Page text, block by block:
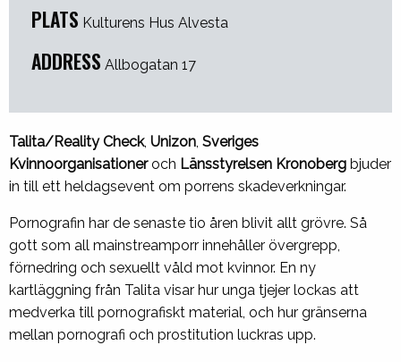
PLATS Kulturens Hus Alvesta
ADDRESS Allbogatan 17
Talita/Reality Check, Unizon, Sveriges
Kvinnoorganisationeroch Länsstyrelsen Kronoberg bjuder
in till ett heldagsevent om porrens skadeverkningar.
Pornografin har de senaste tio åren blivit allt grövre. Så
gott som all mainstreamporr innehåller övergrepp,
förnedring och sexuellt våld mot kvinnor. En ny
kartläggning från Talita visar hur unga tjejer lockas att
medverka till pornografiskt material, och hur gränserna
mellan pornografi och prostitution luckras upp.